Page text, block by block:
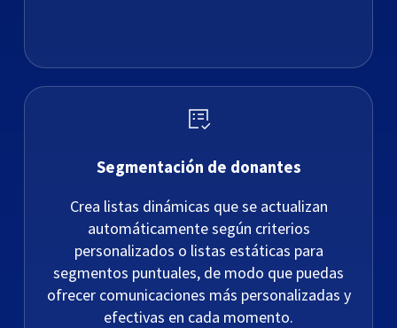
Segmentación de donantes
Crea listas dinámicas que se actualizan
automáticamente según criterios
personalizados o listas estáticas para
segmentos puntuales, de modo que puedas
ofrecer comunicaciones más personalizadas y
efectivas en cada momento.